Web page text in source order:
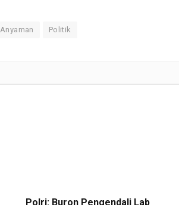
Politik
Polri: Buron Pengendali Lab